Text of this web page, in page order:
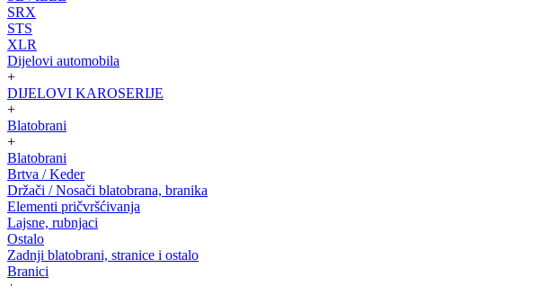
SRX
STS
XLR
Dijelovi automobila
+
DIJELOVI KAROSERIJE
+
Blatobrani
+
Blatobrani
Brtva / Keder
Držači / Nosači blatobrana, branika
Elementi pričvršćivanja
Lajsne, rubnjaci
Ostalo
Zadnji blatobrani, stranice i ostalo
Branici